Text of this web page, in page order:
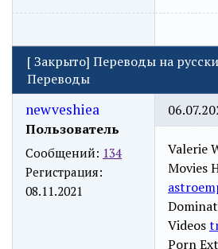
[Закрыто] Переводы на
Переводы
newveshiea
Пользователь
Сообщений: 134
Регистрация:
08.11.2021
Valerie
Movies
Videos
Porn